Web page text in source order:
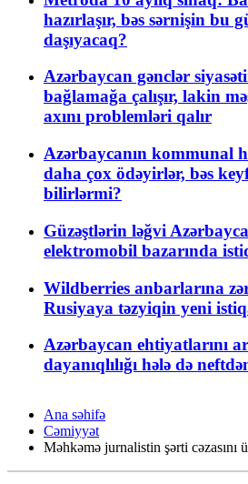
hazırlaşır, bəs sərnişin bu
daşıyacaq?
Azərbaycan gənclər
bağlamağa çalışır, lakin
axını problemləri qalır
Azərbaycanın kommunal
daha çox ödəyirlər, bəs
bilirlərmi?
Güzəştlərin ləğvi
elektromobil bazarında
Wildberries anbarlarına
Rusiyaya təzyiqin yeni
Azərbaycan ehtiyatlarını
dayanıqlılığı hələ də
Ana səhifə
Cəmiyyət
Məhkəmə jurnalistin şərti cəzasını